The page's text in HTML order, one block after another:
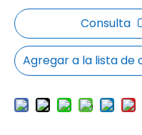
Consulta
Agregar a la lista de